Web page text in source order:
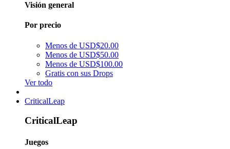
Visión general
Por precio
Menos de USD$20.00
Menos de USD$50.00
Menos de USD$100.00
Gratis con sus Drops
Ver todo
CriticalLeap
CriticalLeap
Juegos